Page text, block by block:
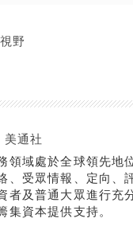
野
通社
領域處於全球領先地
、受眾情報、定向
者及普通大眾進行充
資本提供支持。